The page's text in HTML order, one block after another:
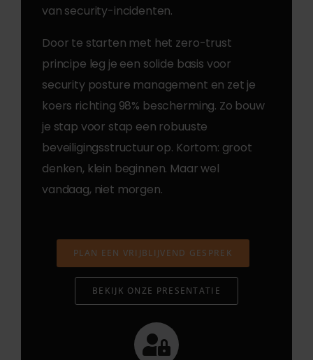
van security-incidenten.
Door te starten met het zero-trust
principe leg je een solide basis voor
security posture management en zet je
koers richting 98% bescherming. Zo bouw
je stap voor stap een robuuste
beveiligingsstructuur op. Kortom: groot
denken, klein beginnen. Maar wel
vandaag, niet morgen.
PLAN EEN VRIJBLIJVEND GESPREK
BEKIJK ONZE PRESENTATIE